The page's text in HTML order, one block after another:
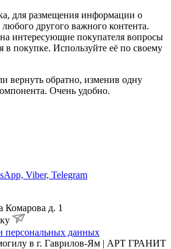
для размещения информации о
другого важного контента.
интересующие покупателя вопросы
в покупке. Используйте её по своему
вернуть обратно, изменив одну
Очень удобно.
Viber, Telegram
Комарова д. 1
персональных данных
в г. Гаврилов-Ям | АРТ ГРАНИТ